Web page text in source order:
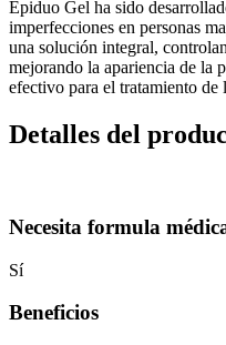
Epiduo Gel ha sido
imperfecciones en personas
una solución integral,
mejorando la apariencia de la
efectivo para el tratamiento de
Detalles del
Necesita formula
Sí
Beneficios